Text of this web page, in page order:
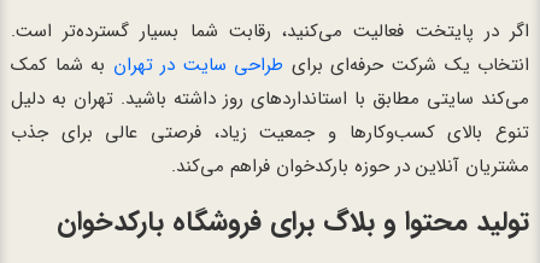
اگر در پایتخت فعالیت می‌کنید، رقابت شما بسیار گسترده‌تر است.
انتخاب یک شرکت حرفه‌ای برای طراحی سایت در تهران به شما کمک
می‌کند سایتی مطابق با استانداردهای روز داشته باشید. تهران به دلیل
تنوع بالای کسب‌وکارها و جمعیت زیاد، فرصتی عالی برای جذب
مشتریان آنلاین در حوزه بارکدخوان فراهم می‌کند.
تولید محتوا و بلاگ برای فروشگاه بارکدخوان